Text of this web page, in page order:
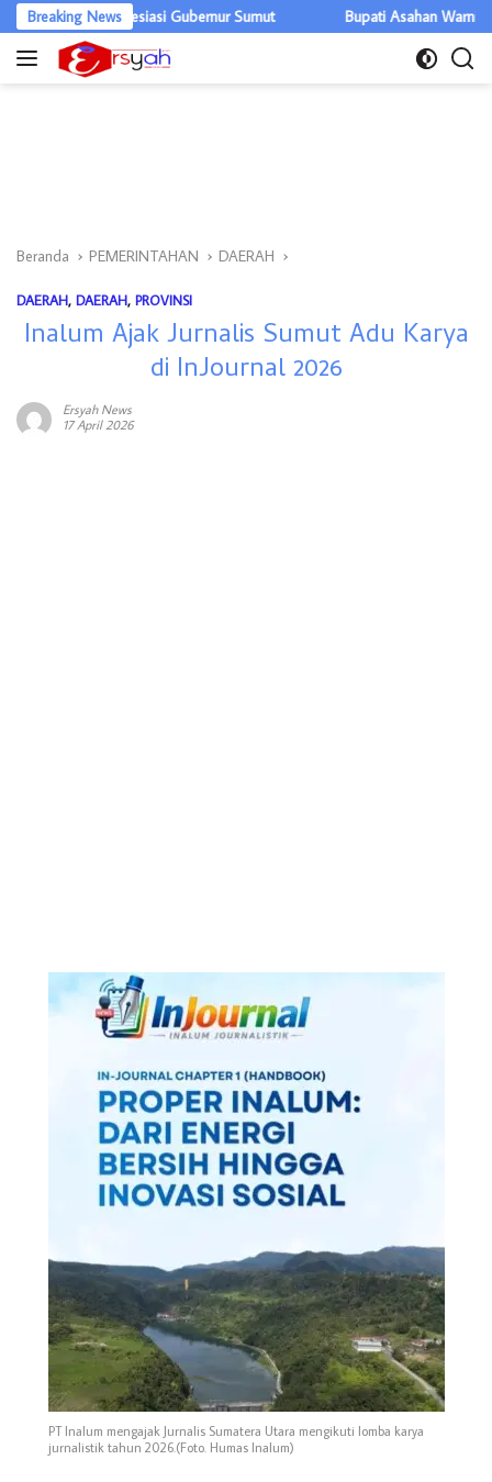
Langsung
ke
Breaking News
Apresiasi Gubernur Sumut Bupati Asahan Warning OPD,
Beranda PEMERINTAHAN DAERAH
DAERAH, DAERAH, PROVINSI
Inalum Ajak Jurnalis Sumut Adu Karya
di InJournal 2026
Ersyah News
17 April 2026
PT Inalum mengajak Jurnalis Sumatera Utara mengikuti lomba karya
jurnalistik tahun 2026.(Foto. Humas Inalum)